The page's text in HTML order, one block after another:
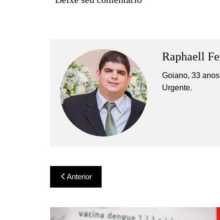
Raphaell
Goiano, 33
Urgente.
Navegação
de
Post
Anterior